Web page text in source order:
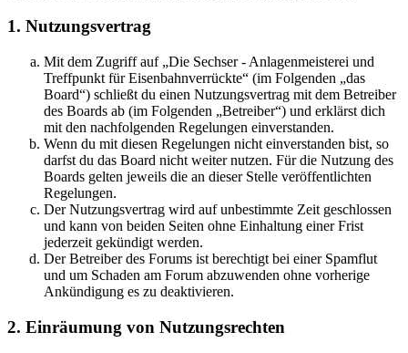
1. Nutzungsvertrag
Mit dem Zugriff auf „Die Sechser - Anlagenmeisterei und
Treffpunkt für Eisenbahnverrückte“ (im Folgenden „das
Board“) schließt du einen Nutzungsvertrag mit dem Betreiber
des Boards ab (im Folgenden „Betreiber“) und erklärst dich
mit den nachfolgenden Regelungen einverstanden.
Wenn du mit diesen Regelungen nicht einverstanden bist, so
darfst du das Board nicht weiter nutzen. Für die Nutzung des
Boards gelten jeweils die an dieser Stelle veröffentlichten
Regelungen.
Der Nutzungsvertrag wird auf unbestimmte Zeit geschlossen
und kann von beiden Seiten ohne Einhaltung einer Frist
jederzeit gekündigt werden.
Der Betreiber des Forums ist berechtigt bei einer Spamflut
und um Schaden am Forum abzuwenden ohne vorherige
Ankündigung es zu deaktivieren.
2. Einräumung von Nutzungsrechten